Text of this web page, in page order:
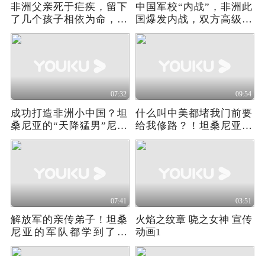
非洲父亲死于疟疾，留下
了几个孩子相依为命，实
在可怜
中国军校“内战”，非洲此
国爆发内战，双方高级将
领竟全毕业中国
07:32
成功打造非洲小中国？坦
桑尼亚的“天降猛男”尼雷
尔的童年故事
09:54
什么叫中美都堵我门前要
给我修路？！坦桑尼亚的
铁路是怎么来的？
07:41
解放军的亲传弟子！坦桑
尼亚的军队都学到了什
么？
03:51
火焰之纹章 哓之女神 宣传
动画1